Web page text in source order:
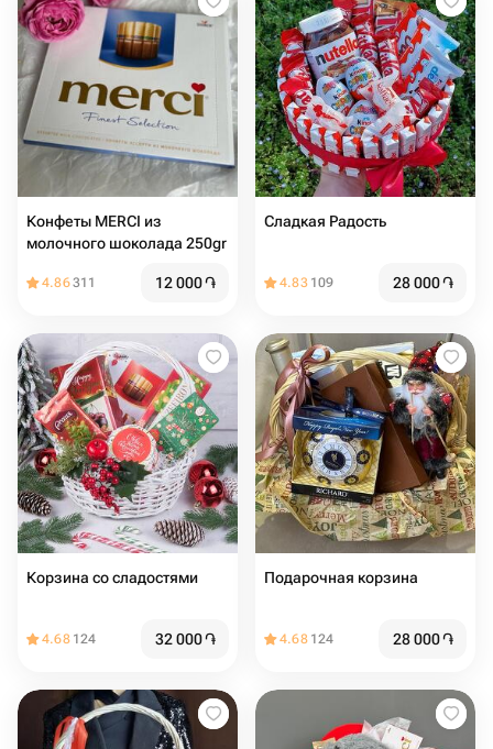
Конфеты MERCI из
молочного шоколада 250gr
4.86311 12 000֏
Сладкая Радость
4.83 109 28 000֏
Корзина со сладостями
4.68 124 32 000֏
Подарочная корзина
4.68 124 28 000֏